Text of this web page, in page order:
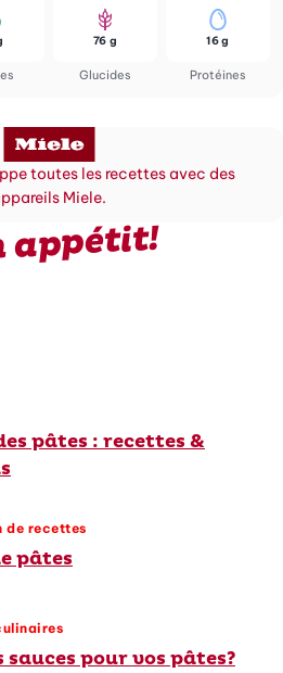
Glucides
76 g
Protéines
16 g
toutes les recettes avec des
Miele.
appétit!
pâtes : recettes &
de recettes
pâtes
sauces pour vos pâtes?